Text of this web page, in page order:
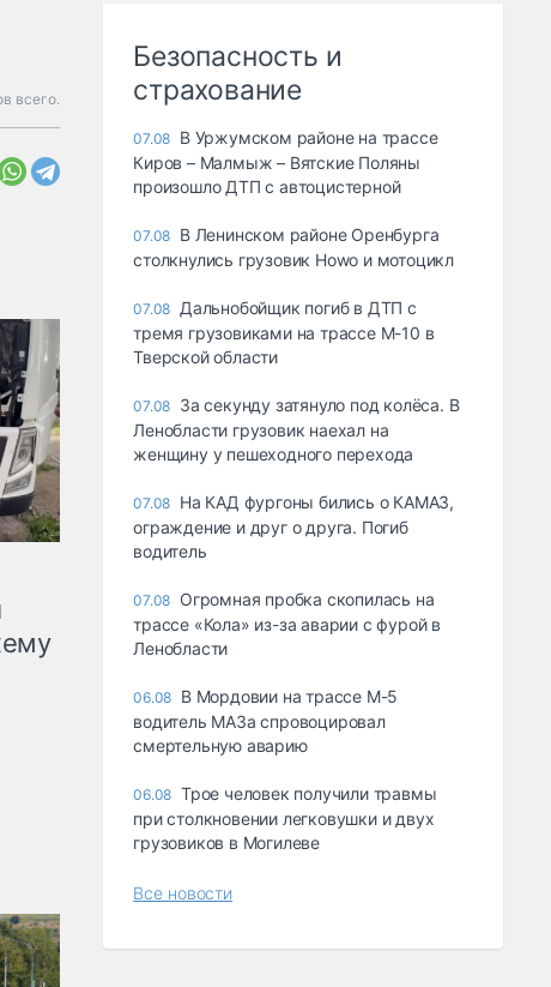
всего.
Безопасность и
страхование
07.08 В Уржумском районе на трассе
Киров – Малмыж – Вятские Поляны
произошло ДТП с автоцистерной
07.08 В Ленинском районе Оренбурга
столкнулись грузовик Howo и мотоцикл
07.08 Дальнобойщик погиб в ДТП с
тремя грузовиками на трассе М-10 в
Тверской области
07.08 За секунду затянуло под колёса. В
Ленобласти грузовик наехал на
женщину у пешеходного перехода
07.08 На КАД фургоны бились о КАМАЗ,
ограждение и друг о друга. Погиб
водитель
07.08 Огромная пробка скопилась на
трассе «Кола» из-за аварии с фурой в
Ленобласти
06.08 В Мордовии на трассе М-5
водитель МАЗа спровоцировал
смертельную аварию
06.08 Трое человек получили травмы
при столкновении легковушки и двух
грузовиков в Могилеве
Все новости